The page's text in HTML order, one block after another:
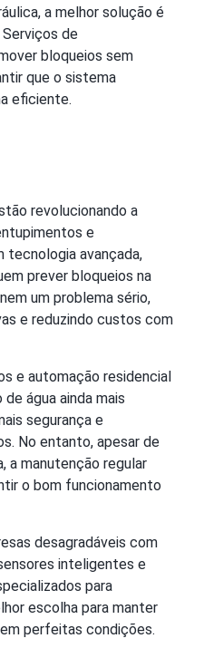
a melhor solução é
Serviços de
bloqueios sem
que o sistema
eficiente.
revolucionando a
e
tecnologia avançada,
prever bloqueios na
um problema sério,
e reduzindo custos com
e automação residencial
água ainda mais
segurança e
No entanto, apesar de
a manutenção regular
o bom funcionamento
desagradáveis com
inteligentes e
para
escolha para manter
perfeitas condições.